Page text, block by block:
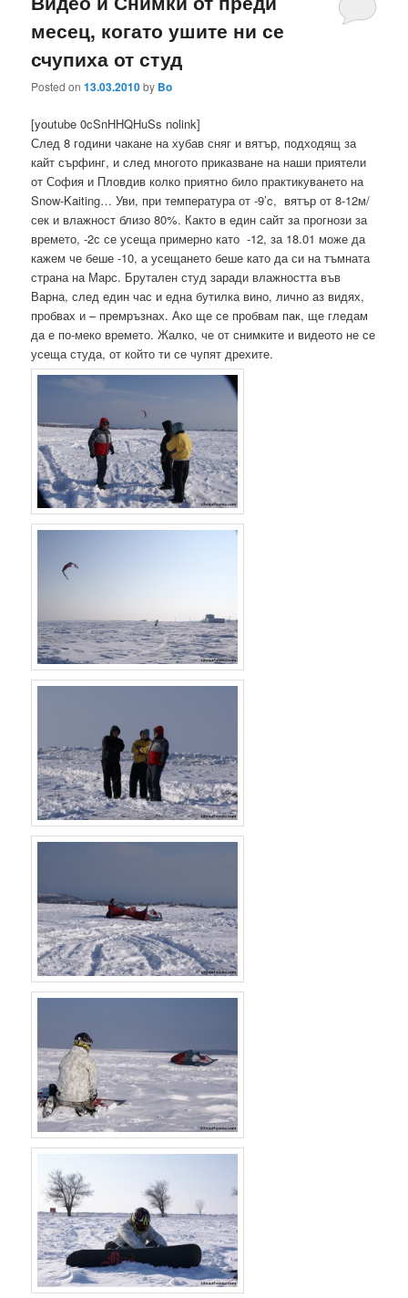
месец, когато ушите ни се
счупиха от студ
Posted on13.03.2010by Bo
[youtube 0cSnHHQHuSs nolink]
След 8 години чакане на хубав сняг и вятър, подходящ за
кайт сърфинг, и след многото приказване на наши приятели
от София и Пловдив колко приятно било практикуването на
Snow-Kaiting… Уви, при температура от -9’c, вятър от 8-12м/
сек и влажност близо 80%. Както в един сайт за прогнози за
времето, -2с се усеща примерно като -12, за 18.01 може да
кажем че беше -10, а усещането беше като да си на тъмната
страна на Марс. Брутален студ заради влажността във
Варна, след един час и една бутилка вино, лично аз видях,
пробвах и – премръзнах. Ако ще се пробвам пак, ще гледам
да е по-меко времето. Жалко, че от снимките и видеото не се
усеща студа, от който ти се чупят дрехите.